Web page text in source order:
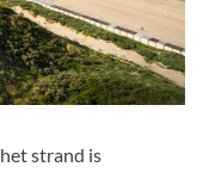
strand is